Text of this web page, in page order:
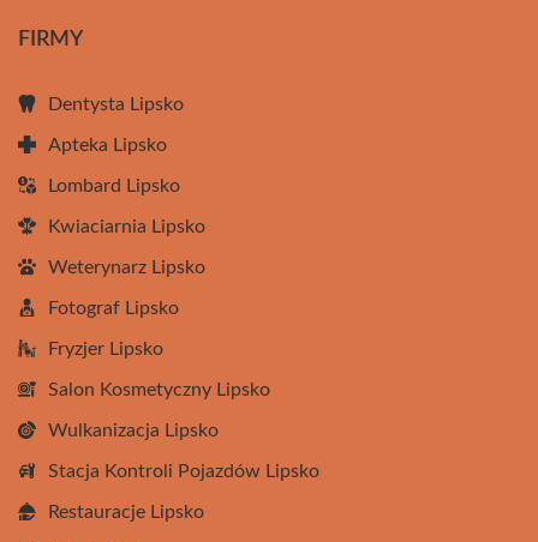
FIRMY
Dentysta Lipsko
Apteka Lipsko
Lombard Lipsko
Kwiaciarnia Lipsko
Weterynarz Lipsko
Fotograf Lipsko
Fryzjer Lipsko
Salon Kosmetyczny Lipsko
Wulkanizacja Lipsko
Stacja Kontroli Pojazdów Lipsko
Restauracje Lipsko